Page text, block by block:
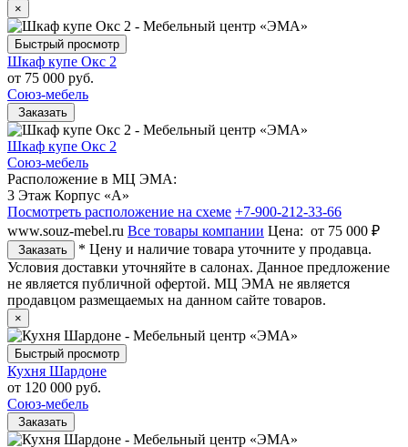
×
Быстрый просмотр
Шкаф купе Окс 2
от 75 000 руб.
Союз-мебель
Заказать
Шкаф купе Окс 2
Союз-мебель
Расположение в МЦ ЭМА:
3 Этаж Корпус «А»
Посмотреть расположение на схеме +7-900-212-33-66
www.souz-mebel.ru Все товары компании Цена: от 75 000 ₽
Заказать
* Цену и наличие товара уточните у продавца.
Условия доставки уточняйте в салонах. Данное предложение
не является публичной офертой. МЦ ЭМА не является
продавцом размещаемых на данном сайте товаров.
×
Быстрый просмотр
Кухня Шардоне
от 120 000 руб.
Союз-мебель
Заказать